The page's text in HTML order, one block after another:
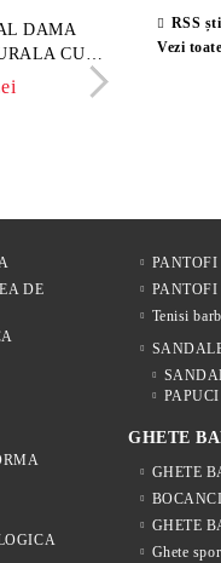
–
DAMA
CU
-
RSS
Vezi
DE
Tenisi
GHETE
GHETE
GHETE
Ghete